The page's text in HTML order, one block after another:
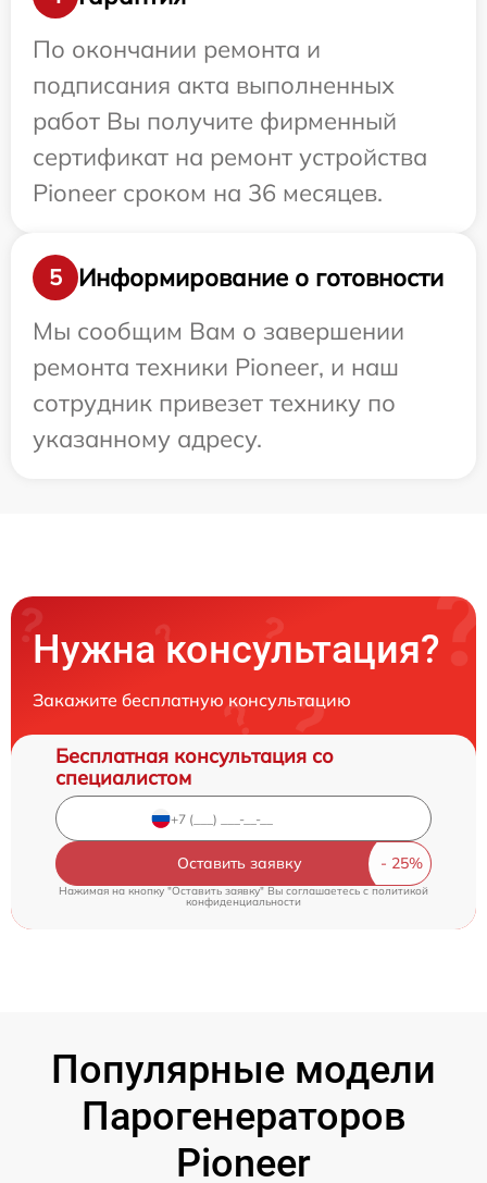
По окончании ремонта и
подписания акта выполненных
работ Вы получите фирменный
сертификат на ремонт устройства
Pioneer сроком на 36 месяцев.
5
Информирование о готовности
Мы сообщим Вам о завершении
ремонта техники Pioneer, и наш
сотрудник привезет технику по
указанному адресу.
Нужна консультация?
Закажите бесплатную консультацию
Бесплатная консультация со
специалистом
Оставить заявку
Нажимая на кнопку "Оставить заявку" Вы соглашаетесь c политикой
конфиденциальности
Популярные модели
Парогенераторов
Pioneer